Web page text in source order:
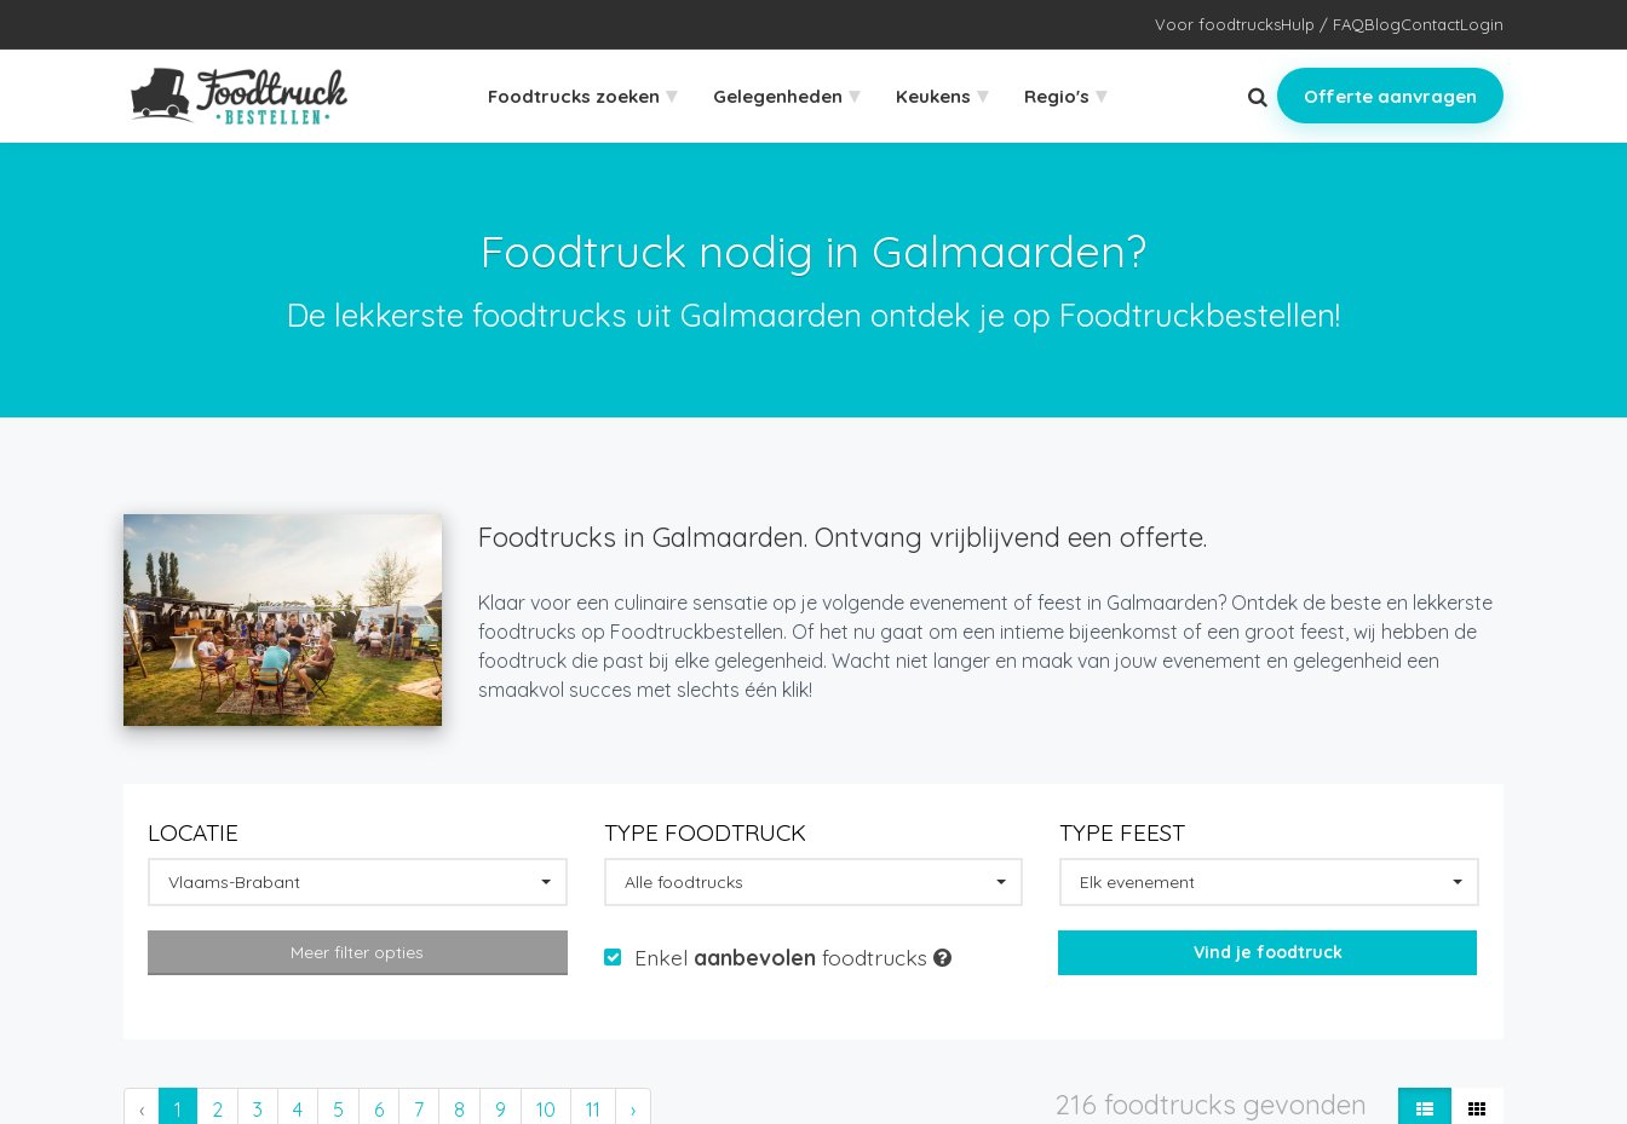
Voor foodtrucksHulp / FAQBlogContactLogin
Foodtrucks zoeken ▾ Gelegenheden ▾ Keukens ▾ Regio's ▾ Offerte aanvragen
Foodtruck nodig in Galmaarden?
De lekkerste foodtrucks uit Galmaarden ontdek je op Foodtruckbestellen!
Foodtrucks in Galmaarden. Ontvang vrijblijvend een offerte.
Klaar voor een culinaire sensatie op je volgende evenement of feest in Galmaarden? Ontdek de beste en lekkerste
foodtrucks op Foodtruckbestellen. Of het nu gaat om een intieme bijeenkomst of een groot feest, wij hebben de
foodtruck die past bij elke gelegenheid. Wacht niet langer en maak van jouw evenement en gelegenheid een
smaakvol succes met slechts één klik!
LOCATIE
Vlaams-Brabant
TYPE FOODTRUCK
Alle foodtrucks
TYPE FEEST
Elk evenement
Meer filter opties Enkel aanbevolen foodtrucks
‹ 1 2 3 4 5 6 7 8 9 10 11 › 216 foodtrucks gevonden